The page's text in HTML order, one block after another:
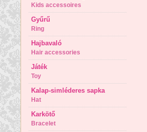
Kids accessoires
Gyűrű
Ring
Hajbavaló
Hair accessories
Játék
Toy
Kalap-simléderes sapka
Hat
Karkötő
Bracelet